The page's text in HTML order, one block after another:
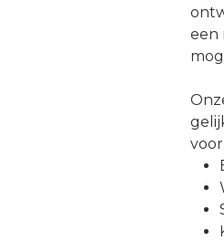
een